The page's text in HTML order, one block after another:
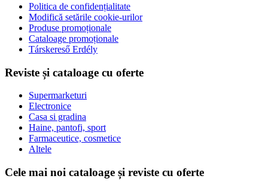
Politica de confidențialitate
Modifică setările cookie-urilor
Produse promoționale
Cataloage promoționale
Társkereső Erdély
Reviste și cataloage cu oferte
Supermarketuri
Electronice
Casa si gradina
Haine, pantofi, sport
Farmaceutice, cosmetice
Altele
Cele mai noi cataloage și reviste cu oferte